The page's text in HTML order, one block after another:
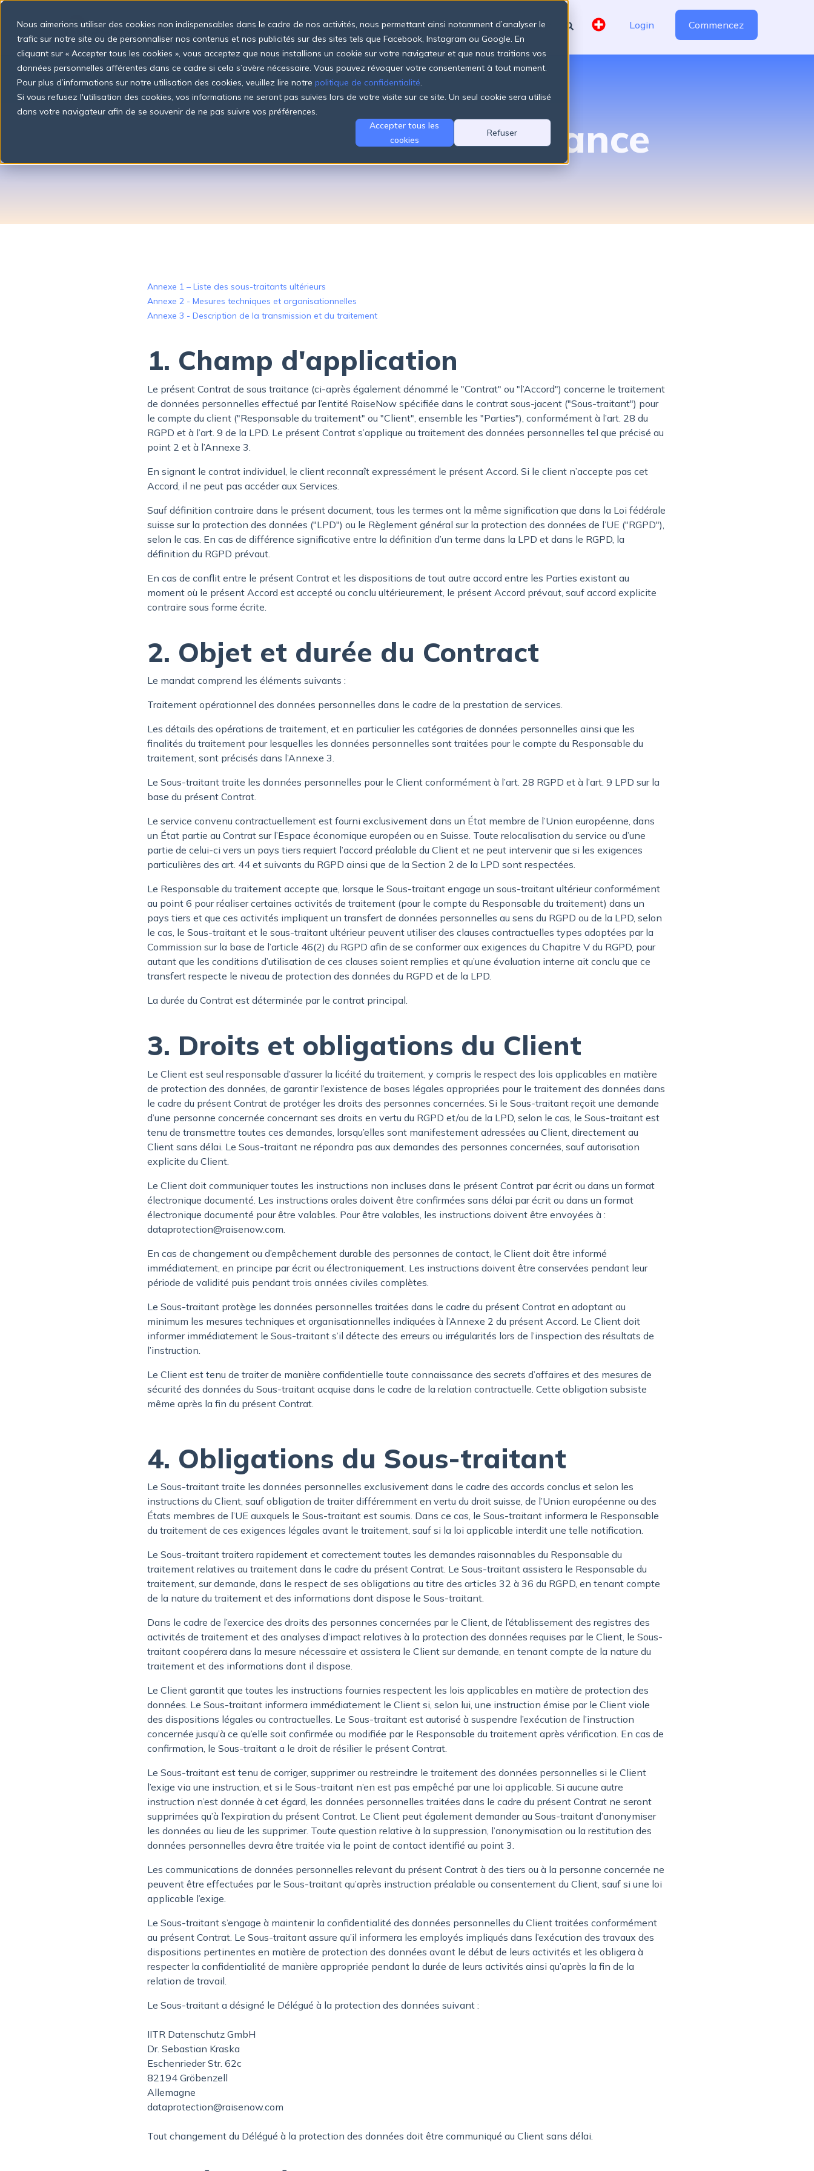
Nous aimerions utiliser des cookies non indispensables dans le cadre de nos activités, nous permettant ainsi notamment d’analyser le
trafic sur notre site ou de personnaliser nos contenus et nos publicités sur des sites tels que Facebook, Instagram ou Google. En
cliquant sur « Accepter tous les cookies », vous acceptez que nous installions un cookie sur votre navigateur et que nous traitions vos
données personnelles afférentes dans ce cadre si cela s’avère nécessaire. Vous pouvez révoquer votre consentement à tout moment.
Pour plus d’informations sur notre utilisation des cookies, veuillez lire notre politique de confidentialité.
Si vous refusez l'utilisation des cookies, vos informations ne seront pas suivies lors de votre visite sur ce site. Un seul cookie sera utilisé
dans votre navigateur afin de se souvenir de ne pas suivre vos préférences.
Accepter tous les
cookies
Refuser
S
Produits Tarifs Entreprise Ressources Login Commencez
Contrat de sous-traitance
Annexe 1 – Liste des sous-traitants ultérieurs
Annexe 2 - Mesures techniques et organisationnelles
Annexe 3 - Description de la transmission et du traitement
1. Champ d'application
Le présent Contrat de sous traitance (ci-après également dénommé le "Contrat" ou "l’Accord") concerne le traitement
de données personnelles effectué par l’entité RaiseNow spécifiée dans le contrat sous-jacent ("Sous-traitant") pour
le compte du client ("Responsable du traitement" ou "Client", ensemble les "Parties"), conformément à l’art. 28 du
RGPD et à l’art. 9 de la LPD. Le présent Contrat s’applique au traitement des données personnelles tel que précisé au
point 2 et à l’Annexe 3.
En signant le contrat individuel, le client reconnaît expressément le présent Accord. Si le client n’accepte pas cet
Accord, il ne peut pas accéder aux Services.
Sauf définition contraire dans le présent document, tous les termes ont la même signification que dans la Loi fédérale
suisse sur la protection des données ("LPD") ou le Règlement général sur la protection des données de l’UE ("RGPD"),
selon le cas. En cas de différence significative entre la définition d’un terme dans la LPD et dans le RGPD, la
définition du RGPD prévaut.
En cas de conflit entre le présent Contrat et les dispositions de tout autre accord entre les Parties existant au
moment où le présent Accord est accepté ou conclu ultérieurement, le présent Accord prévaut, sauf accord explicite
contraire sous forme écrite.
2. Objet et durée du Contract
Le mandat comprend les éléments suivants :
Traitement opérationnel des données personnelles dans le cadre de la prestation de services.
Les détails des opérations de traitement, et en particulier les catégories de données personnelles ainsi que les
finalités du traitement pour lesquelles les données personnelles sont traitées pour le compte du Responsable du
traitement, sont précisés dans l’Annexe 3.
Le Sous-traitant traite les données personnelles pour le Client conformément à l’art. 28 RGPD et à l’art. 9 LPD sur la
base du présent Contrat.
Le service convenu contractuellement est fourni exclusivement dans un État membre de l’Union européenne, dans
un État partie au Contrat sur l’Espace économique européen ou en Suisse. Toute relocalisation du service ou d’une
partie de celui-ci vers un pays tiers requiert l’accord préalable du Client et ne peut intervenir que si les exigences
particulières des art. 44 et suivants du RGPD ainsi que de la Section 2 de la LPD sont respectées.
Le Responsable du traitement accepte que, lorsque le Sous-traitant engage un sous-traitant ultérieur conformément
au point 6 pour réaliser certaines activités de traitement (pour le compte du Responsable du traitement) dans un
pays tiers et que ces activités impliquent un transfert de données personnelles au sens du RGPD ou de la LPD, selon
le cas, le Sous-traitant et le sous-traitant ultérieur peuvent utiliser des clauses contractuelles types adoptées par la
Commission sur la base de l’article 46(2) du RGPD afin de se conformer aux exigences du Chapitre V du RGPD, pour
autant que les conditions d’utilisation de ces clauses soient remplies et qu’une évaluation interne ait conclu que ce
transfert respecte le niveau de protection des données du RGPD et de la LPD.
La durée du Contrat est déterminée par le contrat principal.
3. Droits et obligations du Client
Le Client est seul responsable d’assurer la licéité du traitement, y compris le respect des lois applicables en matière
de protection des données, de garantir l’existence de bases légales appropriées pour le traitement des données dans
le cadre du présent Contrat de protéger les droits des personnes concernées. Si le Sous-traitant reçoit une demande
d’une personne concernée concernant ses droits en vertu du RGPD et/ou de la LPD, selon le cas, le Sous-traitant est
tenu de transmettre toutes ces demandes, lorsqu’elles sont manifestement adressées au Client, directement au
Client sans délai. Le Sous-traitant ne répondra pas aux demandes des personnes concernées, sauf autorisation
explicite du Client.
Le Client doit communiquer toutes les instructions non incluses dans le présent Contrat par écrit ou dans un format
électronique documenté. Les instructions orales doivent être confirmées sans délai par écrit ou dans un format
électronique documenté pour être valables. Pour être valables, les instructions doivent être envoyées à :
dataprotection@raisenow.com
En cas de changement ou d’empêchement durable des personnes de contact, le Client doit être informé
immédiatement, en principe par écrit ou électroniquement. Les instructions doivent être conservées pendant leur
période de validité puis pendant trois années civiles complètes.
Le Sous-traitant protège les données personnelles traitées dans le cadre du présent Contrat en adoptant au
minimum les mesures techniques et organisationnelles indiquées à l’Annexe 2 du présent Accord. Le Client doit
informer immédiatement le Sous-traitant s’il détecte des erreurs ou irrégularités lors de l’inspection des résultats de
l’instruction.
Le Client est tenu de traiter de manière confidentielle toute connaissance des secrets d’affaires et des mesures de
sécurité des données du Sous-traitant acquise dans le cadre de la relation contractuelle. Cette obligation subsiste
même après la fin du présent Contrat.
4. Obligations du Sous-traitant
Le Sous-traitant traite les données personnelles exclusivement dans le cadre des accords conclus et selon les
instructions du Client, sauf obligation de traiter différemment en vertu du droit suisse, de l’Union européenne ou des
États membres de l’UE auxquels le Sous-traitant est soumis. Dans ce cas, le Sous-traitant informera le Responsable
du traitement de ces exigences légales avant le traitement, sauf si la loi applicable interdit une telle notification.
Le Sous-traitant traitera rapidement et correctement toutes les demandes raisonnables du Responsable du
traitement relatives au traitement dans le cadre du présent Contrat. Le Sous-traitant assistera le Responsable du
traitement, sur demande, dans le respect de ses obligations au titre des articles 32 à 36 du RGPD, en tenant compte
de la nature du traitement et des informations dont dispose le Sous-traitant.
Dans le cadre de l’exercice des droits des personnes concernées par le Client, de l’établissement des registres des
activités de traitement et des analyses d’impact relatives à la protection des données requises par le Client, le Sous-
traitant coopérera dans la mesure nécessaire et assistera le Client sur demande, en tenant compte de la nature du
traitement et des informations dont il dispose.
Le Client garantit que toutes les instructions fournies respectent les lois applicables en matière de protection des
données. Le Sous-traitant informera immédiatement le Client si, selon lui, une instruction émise par le Client viole
des dispositions légales ou contractuelles. Le Sous-traitant est autorisé à suspendre l’exécution de l’instruction
concernée jusqu’à ce qu’elle soit confirmée ou modifiée par le Responsable du traitement après vérification. En cas de
confirmation, le Sous-traitant a le droit de résilier le présent Contrat.
Le Sous-traitant est tenu de corriger, supprimer ou restreindre le traitement des données personnelles si le Client
l’exige via une instruction, et si le Sous-traitant n’en est pas empêché par une loi applicable. Si aucune autre
instruction n’est donnée à cet égard, les données personnelles traitées dans le cadre du présent Contrat ne seront
supprimées qu’à l’expiration du présent Contrat. Le Client peut également demander au Sous-traitant d’anonymiser
les données au lieu de les supprimer. Toute question relative à la suppression, l’anonymisation ou la restitution des
données personnelles devra être traitée via le point de contact identifié au point 3.
Les communications de données personnelles relevant du présent Contrat à des tiers ou à la personne concernée ne
peuvent être effectuées par le Sous-traitant qu’après instruction préalable ou consentement du Client, sauf si une loi
applicable l’exige.
Le Sous-traitant s’engage à maintenir la confidentialité des données personnelles du Client traitées conformément
au présent Contrat. Le Sous-traitant assure qu’il informera les employés impliqués dans l’exécution des travaux des
dispositions pertinentes en matière de protection des données avant le début de leurs activités et les obligera à
respecter la confidentialité de manière appropriée pendant la durée de leurs activités ainsi qu’après la fin de la
relation de travail.
Le Sous-traitant a désigné le Délégué à la protection des données suivant :
IITR Datenschutz GmbH
Dr. Sebastian Kraska
Eschenrieder Str. 62c
82194 Gröbenzell
Allemagne
dataprotection@raisenow.com
Tout changement du Délégué à la protection des données doit être communiqué au Client sans délai.